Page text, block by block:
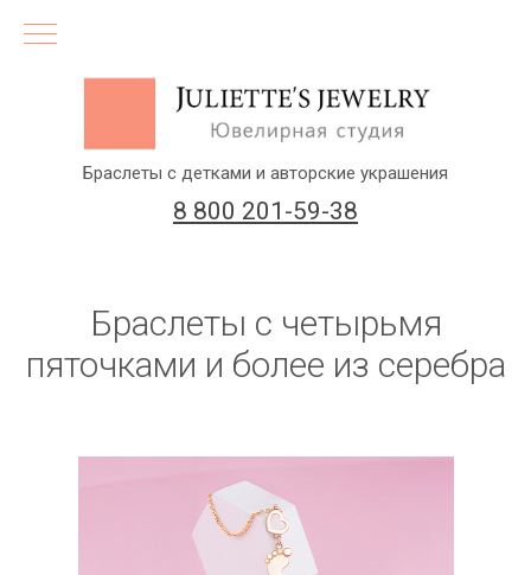
Заказать звонок
8 800 201-59-38
Браслеты с детками и авторские украшения
Браслеты с четырьмя
пяточками и более из серебра